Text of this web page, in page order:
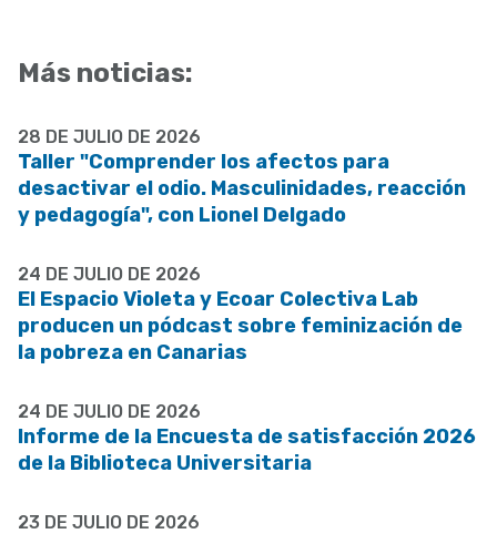
Más noticias:
28 DE JULIO DE 2026
Taller "Comprender los afectos para
desactivar el odio. Masculinidades, reacción
y pedagogía", con Lionel Delgado
24 DE JULIO DE 2026
El Espacio Violeta y Ecoar Colectiva Lab
producen un pódcast sobre feminización de
la pobreza en Canarias
24 DE JULIO DE 2026
Informe de la Encuesta de satisfacción 2026
de la Biblioteca Universitaria
23 DE JULIO DE 2026